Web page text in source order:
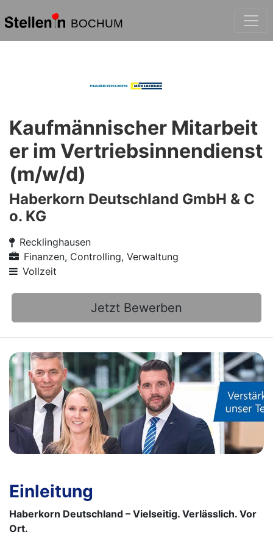
BOCHUM
Kaufmännischer Mitarbeit
er im Vertriebsinnendienst
(m/w/d)
Haberkorn Deutschland GmbH & C
o. KG
Recklinghausen
Finanzen, Controlling, Verwaltung
Vollzeit
Jetzt Bewerben
Einleitung
Haberkorn Deutschland – Vielseitig. Verlässlich. Vor
Ort.